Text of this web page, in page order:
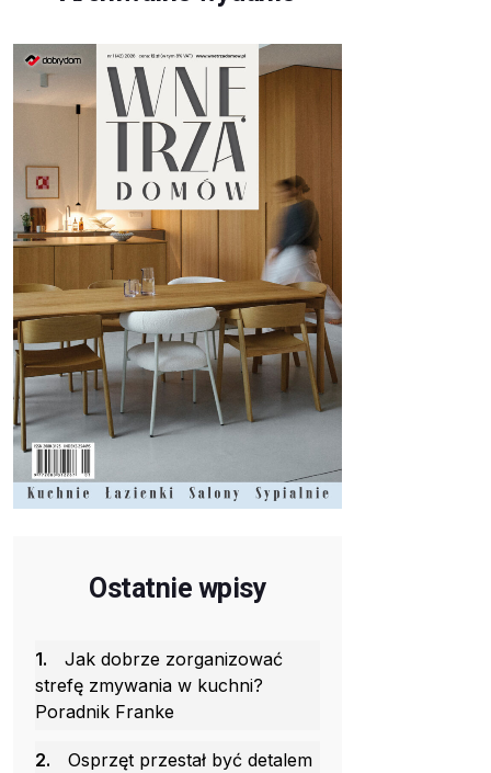
Ostatnie wpisy
1.
Jak dobrze zorganizować
strefę zmywania w kuchni?
Poradnik Franke
2.
Osprzęt przestał być detalem